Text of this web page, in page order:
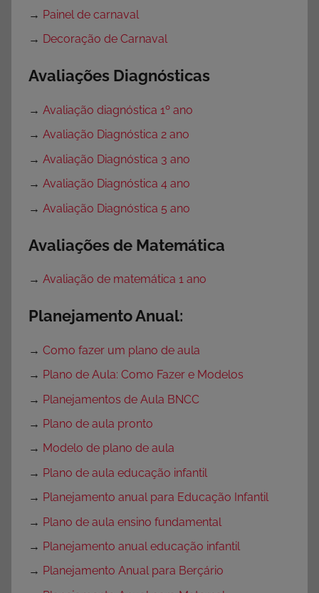
→ Painel de carnaval
→ Decoração de Carnaval
Avaliações Diagnósticas
→ Avaliação diagnóstica 1º ano
→ Avaliação Diagnóstica 2 ano
→ Avaliação Diagnóstica 3 ano
→ Avaliação Diagnóstica 4 ano
→ Avaliação Diagnóstica 5 ano
Avaliações de Matemática
→ Avaliação de matemática 1 ano
Planejamento Anual:
→ Como fazer um plano de aula
→ Plano de Aula: Como Fazer e Modelos
→ Planejamentos de Aula BNCC
→ Plano de aula pronto
→ Modelo de plano de aula
→ Plano de aula educação infantil
→ Planejamento anual para Educação Infantil
→ Plano de aula ensino fundamental
→ Planejamento anual educação infantil
→ Planejamento Anual para Berçário